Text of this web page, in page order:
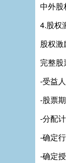
中外股
4.股权
股权
完整
-受益
-股票
-分配
-确定行
-确定授